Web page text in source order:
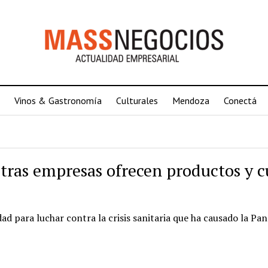
Vinos & Gastronomía Culturales Mendoza Conectá
empresas ofrecen productos y
para luchar contra la crisis sanitaria que ha causado la